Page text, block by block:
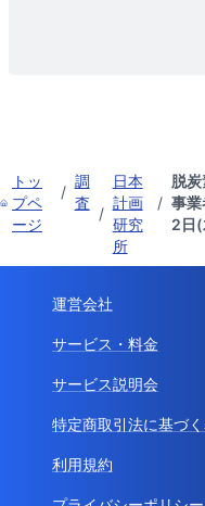
トッ
プペ
ージ
/
調
査
/
日本
計画
研究
所
/
脱
事
2日(
運営会社
サービス・料金
サービス説明会
特定商取引法に基づ
利用規約